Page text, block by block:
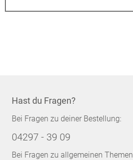
Hast du Fragen?
Bei Fragen zu deiner Bestellung:
04297 - 39 09
Bei Fragen zu allgemeinen